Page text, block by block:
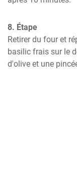
8. Étape
Retirer du four et
basilic frais sur le
d'olive et une